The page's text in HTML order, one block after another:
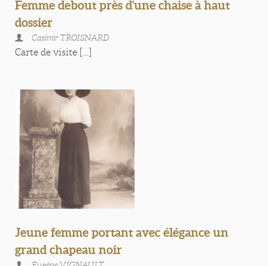
Femme debout près d'une chaise à haut
dossier
Casimir TROISNARD
Carte de visite [...]
Jeune femme portant avec élégance un
grand chapeau noir